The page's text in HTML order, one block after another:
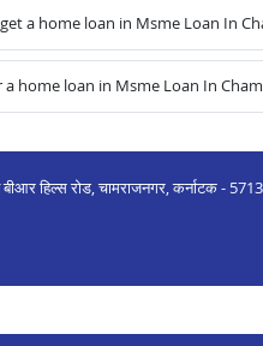
a home loan in Msme Loan In
home loan in Msme Loan In
हिल्स रोड, चामराजनगर, कर्नाटक -